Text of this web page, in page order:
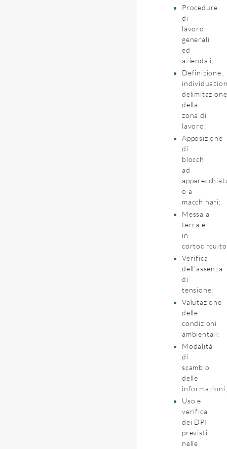
Procedure
di
lavoro
generali
ed
aziendali;
Definizione,
delimitazione
della
zona di
lavoro;
Apposizione
di
blocchi
ad
o a
macchinari;
Messa a
terra e
in
Verifica
dell’assenza
di
tensione;
Valutazione
delle
condizioni
ambientali;
Modalità
di
scambio
delle
informazioni;
Uso e
verifica
dei DPI
previsti
nelle